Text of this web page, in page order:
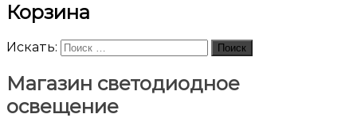
Корзина
Искать: Поиск
Магазин светодиодное
освещение